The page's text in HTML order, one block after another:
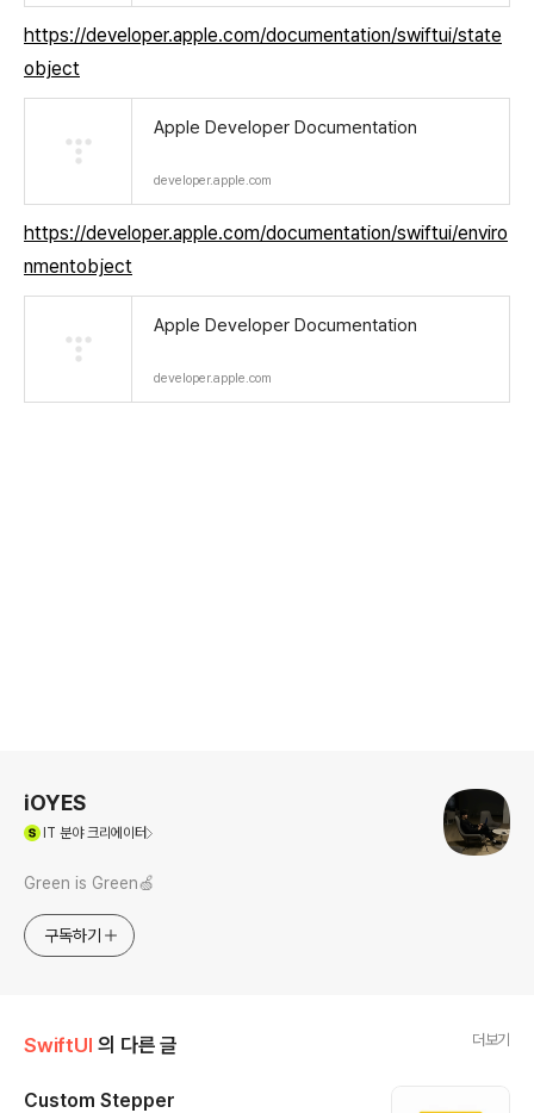
https://developer.apple.com/documentation/swiftui/state
object
Apple Developer Documentation
developer.apple.com
https://developer.apple.com/documentation/swiftui/enviro
nmentobject
Apple Developer Documentation
developer.apple.com
iOYES
IT 분야 크리에이터
Green is Green🍏
구독하기
SwiftUI 의 다른 글 더보기
Custom Stepper